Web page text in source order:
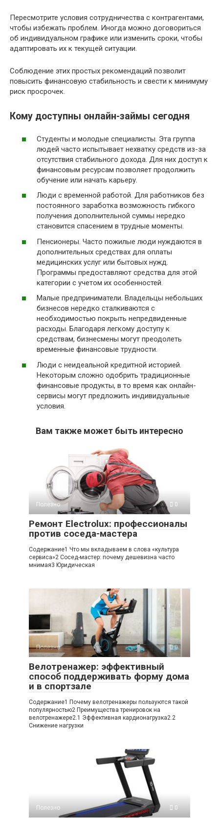
Пересмотрите условия сотрудничества с контрагентами,
чтобы избежать проблем. Иногда можно договориться
об индивидуальном графике или изменить сроки, чтобы
адаптировать их к текущей ситуации.
Соблюдение этих простых рекомендаций позволит
повысить финансовую стабильность и свести к минимуму
риск просрочек.
Кому доступны онлайн-займы сегодня
Студенты и молодые специалисты. Эта группа
людей часто испытывает нехватку средств из-за
отсутствия стабильного дохода. Для них доступ к
финансовым ресурсам позволяет продолжить
обучение или начать карьеру.
Люди с временной работой. Для работников без
постоянного заработка возможность гибкого
получения дополнительной суммы нередко
становится спасением в трудные моменты.
Пенсионеры. Часто пожилые люди нуждаются в
дополнительных средствах для оплаты
медицинских услуг или бытовых нужд.
Программы предоставляют средства для этой
категории с учетом их особенностей.
Малые предприниматели. Владельцы небольших
бизнесов нередко сталкиваются с
необходимостью покрыть непредвиденные
расходы. Благодаря легкому доступу к
средствам, бизнесмены могут преодолеть
временные финансовые трудности.
Люди с неидеальной кредитной историей.
Некоторым сложно одобрить традиционные
финансовые продукты, в то время как онлайн-
сервисы могут предложить индивидуальные
условия.
Вам также может быть интересно
Полезно 0
Ремонт Electrolux: профессионалы
против соседа-мастера
Содержание1 Что мы вкладываем в слова «культура
сервиса»2 Сосед-мастер: почему дешевизна часто
мнимая3 Юридическая
Полезно 0
Велотренажер: эффективный
способ поддерживать форму дома
и в спортзале
Содержание1 Почему велотренажеры пользуются такой
популярностью2 Преимущества тренировок на
велотренажере2.1 Эффективная кардионагрузка2.2
Снижение нагрузки
Полезно 0